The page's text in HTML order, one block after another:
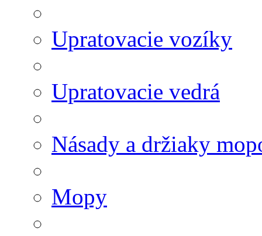
Upratovacie vozíky
Upratovacie vedrá
Násady a držiaky
Mopy